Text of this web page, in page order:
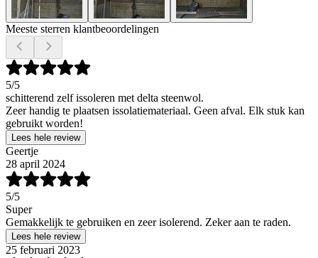
Meeste sterren klantbeoordelingen
5/5
schitterend zelf issoleren met delta steenwol.
Zeer handig te plaatsen issolatiemateriaal. Geen afval. Elk stuk kan
gebruikt worden!
Lees hele review
Geertje
28 april 2024
5/5
Super
Gemakkelijk te gebruiken en zeer isolerend. Zeker aan te raden.
Lees hele review
25 februari 2023